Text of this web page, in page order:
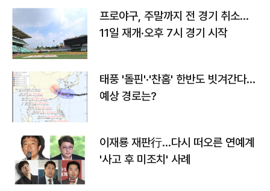
프로야구, 주말까지 전 경기 취소…
11일 재개·오후 7시 경기 시작
태풍 '돌핀'·'찬홈' 한반도 빗겨간다…
예상 경로는?
이재룡 재판行…다시 떠오른 연예계
'사고 후 미조치' 사례